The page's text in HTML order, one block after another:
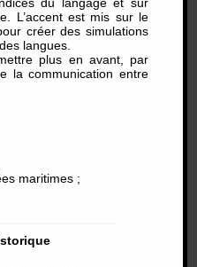
L’accent est mis sur le
créer des simulations
langues.
plus en avant, par
la communication entre
maritimes ;